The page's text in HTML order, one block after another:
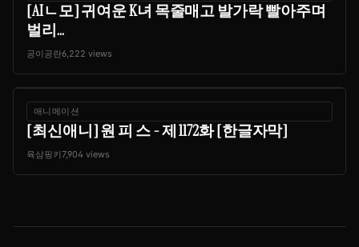
[AIㄴ모] 귀여운 K녀 목줄매고 발가락 빨아주며
벌리...
공이공란6,222 views
애니메이션
[최신애니] 원 피 스 - 제 1172화 [한글자막]
육삼핑키7,904 views